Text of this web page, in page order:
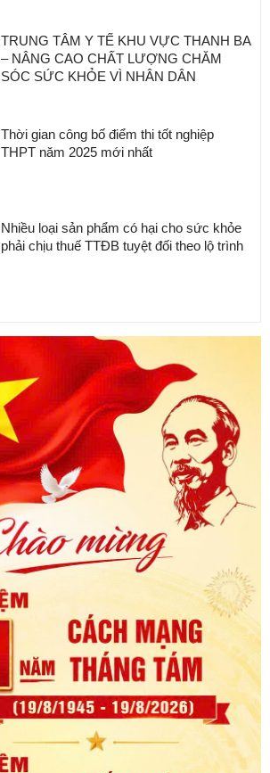
TRUNG TÂM Y TẾ KHU VỰC THANH BA
– NÂNG CAO CHẤT LƯỢNG CHĂM
SÓC SỨC KHỎE VÌ NHÂN DÂN
Thời gian công bố điểm thi tốt nghiệp
THPT năm 2025 mới nhất
Nhiều loại sản phẩm có hại cho sức khỏe
phải chịu thuế TTĐB tuyệt đối theo lộ trình